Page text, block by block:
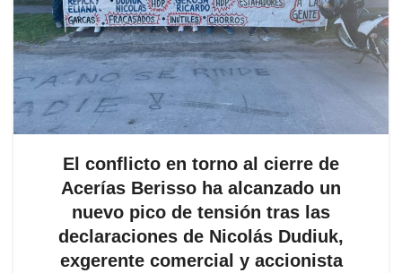
El conflicto en torno al cierre de
Acerías Berisso ha alcanzado un
nuevo pico de tensión tras las
declaraciones de Nicolás Dudiuk,
exgerente comercial y accionista